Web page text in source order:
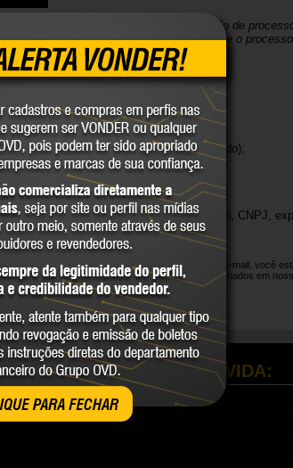
PARA FECHAR
qualquer pagamento para a realização de
em cursos de capacitação durante o
Comercial:
de Representação Comercial (regularizado);
Comercial ativa;
informações: nome, endereço completo, CNPJ,
conosco, ao enviar suas informações por e-mail, você
recrutamento e seleção e que poderão ser armazenados em
A SUA DÚVIDA: